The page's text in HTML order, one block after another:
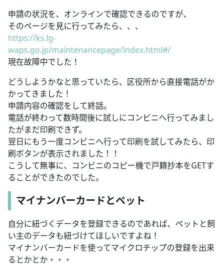
申請の状況を、オンラインで確認できるのですが、
そのページを見に行ってみたら、、、
https://ks.lg-
waps.go.jp/maintenancepage/index.html#/
現在故障中でした！
どうしようかなと思っていたら、区役所から直接電話がか
かってきました！
申請内容の確認をして終話。
電話が終わって数時間後に試しにコンビニへ行ってみまし
たがまだ印刷できず。
翌日にもう一度コンビニへ行って印刷を試してみたら、印
刷ボタンが表示されました！！
こうして無事に、コンビニのコピー機で戸籍抄本をGETす
ることができたのでした。
マイナンバーカードとペット
自分に紐づくデータを登録できるのであれば、ペットと飼
い主のデータも紐づけてほしいですよね！
マイナンバーカードを使ってマイクロチップの登録を出来
るとかとか・・・